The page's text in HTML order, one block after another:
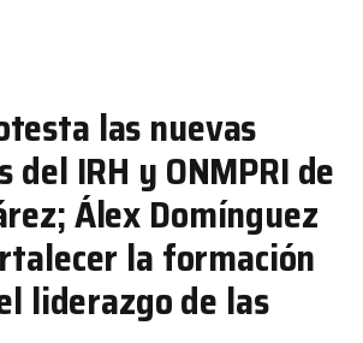
las nuevas
IRH y ONMPRI de
Álex Domínguez
la formación
liderazgo de las